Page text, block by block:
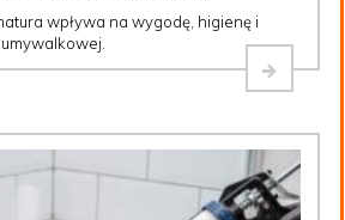
wpływa na wygodę, higienę i